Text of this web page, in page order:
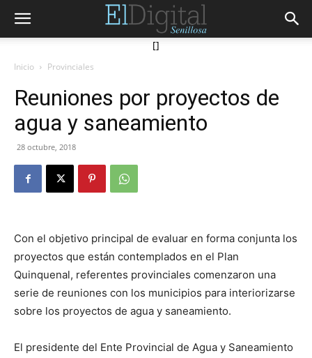
[]
Inicio Provinciales
Reuniones por proyectos de
agua y saneamiento
28 octubre, 2018
Con el objetivo principal de evaluar en forma conjunta los
proyectos que están contemplados en el Plan
Quinquenal, referentes provinciales comenzaron una
serie de reuniones con los municipios para interiorizarse
sobre los proyectos de agua y saneamiento.
El presidente del Ente Provincial de Agua y Saneamiento